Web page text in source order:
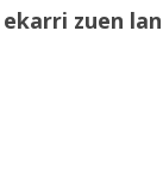
ekarri zuen